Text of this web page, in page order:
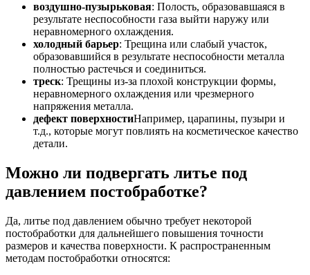
воздушно-пузырьковая: Полость, образовавшаяся в
результате неспособности газа выйти наружу или
неравномерного охлаждения.
холодный барьер: Трещина или слабый участок,
образовавшийся в результате неспособности металла
полностью растечься и соединиться.
треск: Трещины из-за плохой конструкции формы,
неравномерного охлаждения или чрезмерного
напряжения металла.
дефект поверхностиНапример, царапины, пузыри и
т.д., которые могут повлиять на косметическое качество
детали.
Можно ли подвергать литье под
давлением постобработке?
Да, литье под давлением обычно требует некоторой
постобработки для дальнейшего повышения точности
размеров и качества поверхности. К распространенным
методам постобработки относятся: